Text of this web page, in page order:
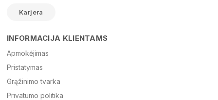
Žinutė
Karjera
INFORMACIJA KLIENTAMS
Apmokėjimas
Pristatymas
Grąžinimo tvarka
Privatumo politika